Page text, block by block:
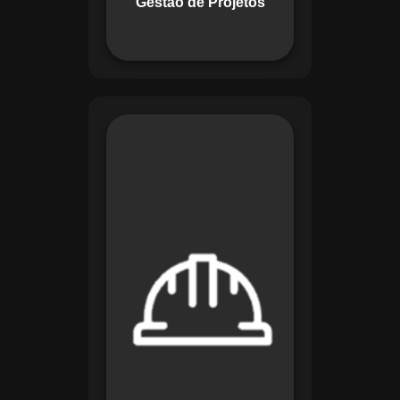
com eficiência.
Maestro organiza
registros de exames
e treinamentos,
automatiza alertas e
disponibiliza